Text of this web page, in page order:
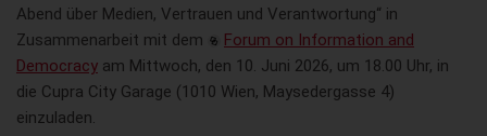
Abend über Medien, Vertrauen und Verantwortung“ in
Zusammenarbeit mit dem
Forum on Information and
Democracy am Mittwoch, den 10. Juni 2026, um 18.00 Uhr, in
die Cupra City Garage (1010 Wien, Maysedergasse 4)
einzuladen.